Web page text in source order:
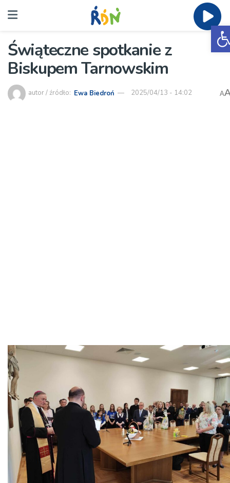
Świąteczne spotkanie z
Biskupem Tarnowskim
autor / źródło: Ewa Biedroń 2025/04/13 - 14:02 A